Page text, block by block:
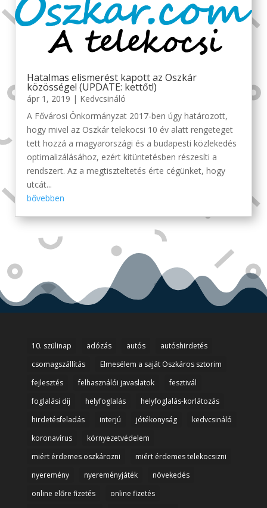
Hatalmas elismerést kapott az Oszkár
közössége! (UPDATE: kettőt!)
ápr 1, 2019 | Kedvcsináló
A Fővárosi Önkormányzat 2017-ben úgy határozott,
hogy mivel az Oszkár telekocsi 10 év alatt rengeteget
tett hozzá a magyarországi és a budapesti közlekedés
optimalizálásához, ezért kitüntetésben részesíti a
rendszert. Az a megtiszteltetés érte cégünket, hogy
utcát...
bővebben
10. szülinap adózás autós
autóshirdetés
csomagszállítás
Elmesélem a saját Oszkáros sztorim
fejlesztés
felhasználói javaslatok
fesztivál
foglalási díj
helyfoglalás
helyfoglalás-korlátozás
hirdetésfeladás
interjú jótékonyság
kedvcsináló
koronavírus
környezetvédelem
miért érdemes oszkározni
miért érdemes telekocsizni
nyeremény
nyereményjáték
növekedés
online előre fizetés
online fizetés